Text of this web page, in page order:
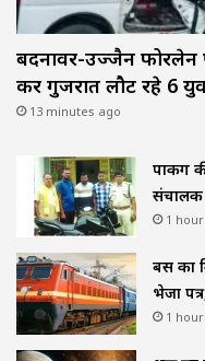
बदनावर-उज्जैन फोरलेन
कर गुजरात लौट रहे 6
13 minutes ago
पार्किंग
संचालक
1
बस का
भेजा
1